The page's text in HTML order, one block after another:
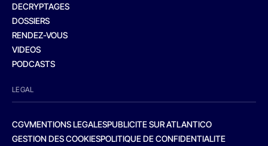
DECRYPTAGES
DOSSIERS
RENDEZ-VOUS
VIDEOS
PODCASTS
LEGAL
CGVMENTIONS LEGALESPUBLICITE SUR ATLANTICO
GESTION DES COOKIESPOLITIQUE DE CONFIDENTIALITE